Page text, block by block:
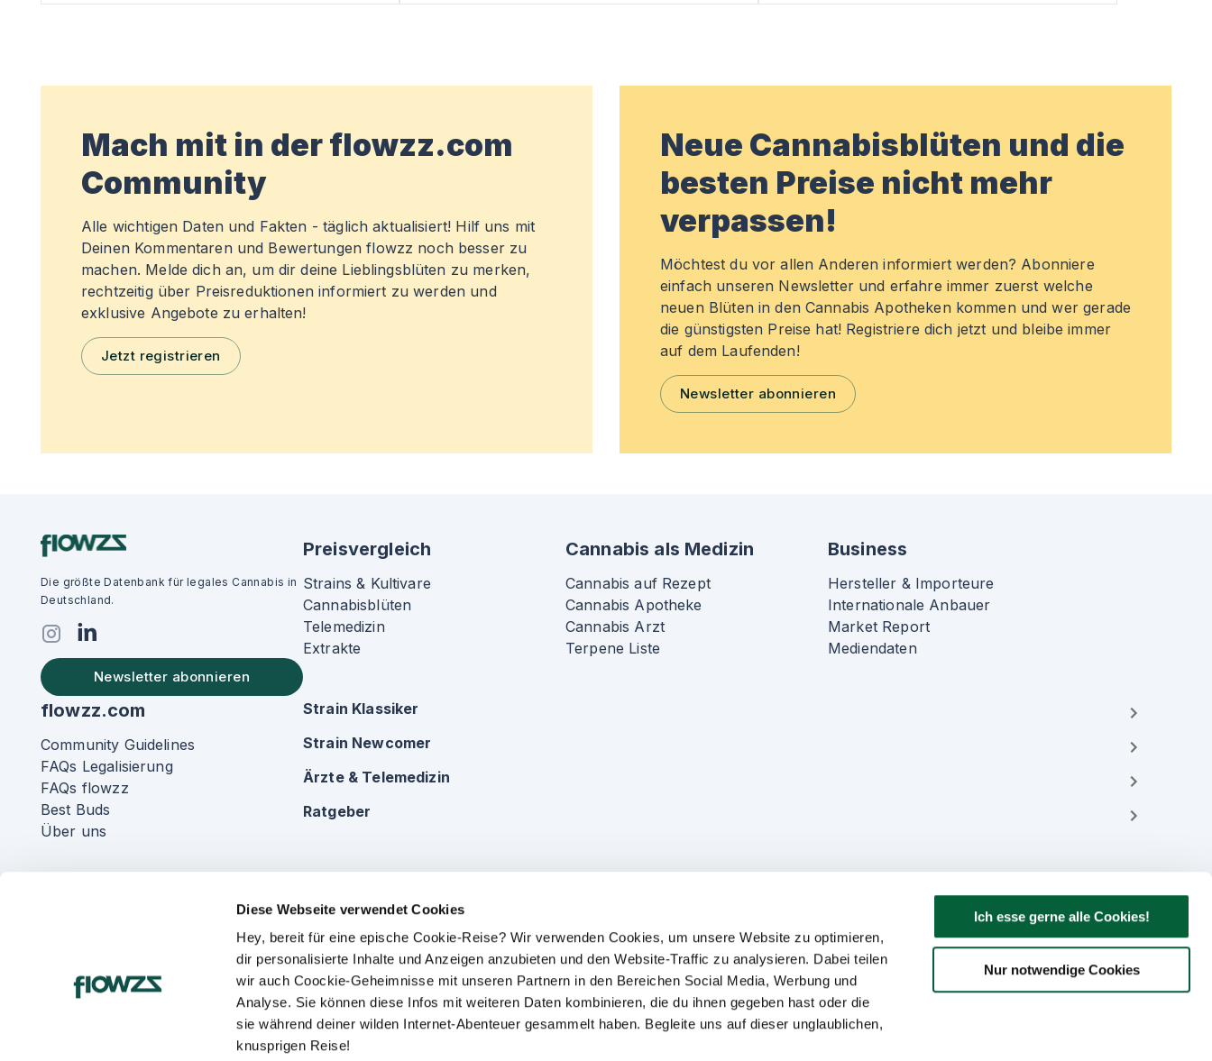
Diese Webseite verwendet Cookies
Hey, bereit für eine epische Cookie-Reise? Wir verwenden Cookies, um unsere Website zu optimieren,
dir personalisierte Inhalte und Anzeigen anzubieten und den Website-Traffic zu analysieren. Dabei teilen
wir auch Coockie-Geheimnisse mit unseren Partnern in den Bereichen Social Media, Werbung und
Analyse. Sie können diese Infos mit weiteren Daten kombinieren, die du ihnen gegeben hast oder die
sie während deiner wilden Internet-Abenteuer gesammelt haben. Begleite uns auf dieser unglaublichen,
knusprigen Reise!
Ich esse gerne alle Cookies!
Nur notwendige Cookies
Mach mit in der flowzz.com
Community
Alle wichtigen Daten und Fakten - täglich aktualisiert! Hilf uns mit
Deinen Kommentaren und Bewertungen flowzz noch besser zu
machen. Melde dich an, um dir deine Lieblingsblüten zu merken,
rechtzeitig über Preisreduktionen informiert zu werden und
exklusive Angebote zu erhalten!
Jetzt registrieren
Neue Cannabisblüten und die
besten Preise nicht mehr
verpassen!
Möchtest du vor allen Anderen informiert werden? Abonniere
einfach unseren Newsletter und erfahre immer zuerst welche
neuen Blüten in den Cannabis Apotheken kommen und wer gerade
die günstigsten Preise hat! Registriere dich jetzt und bleibe immer
auf dem Laufenden!
Newsletter abonnieren
Die größte Datenbank für legales Cannabis in
Deutschland.
Newsletter abonnieren
Preisvergleich
Strains & Kultivare
Cannabisblüten
Telemedizin
Extrakte
Cannabis als Medizin
Cannabis auf Rezept
Cannabis Apotheke
Cannabis Arzt
Terpene Liste
Business
Hersteller & Importeure
Internationale Anbauer
Market Report
Mediendaten
flowzz.com
Community Guidelines
FAQs Legalisierung
FAQs flowzz
Best Buds
Über uns
Strain Klassiker
Strain Newcomer
Ärzte & Telemedizin
Ratgeber